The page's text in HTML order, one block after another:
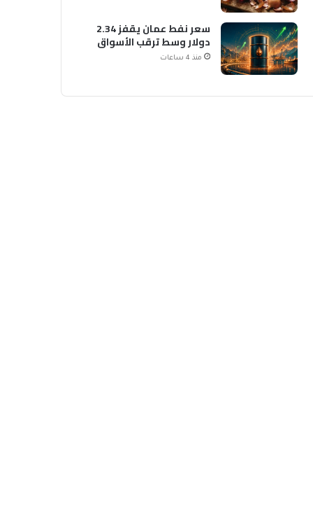
سعر نفط عمان يقفز 2.34
دولار وسط ترقب الأسواق
منذ 4 ساعات